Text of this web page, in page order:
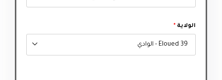
الولاية *
39 Eloued - الوادي